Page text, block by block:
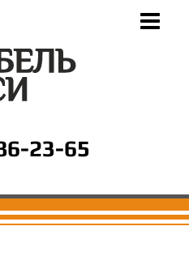
23-65